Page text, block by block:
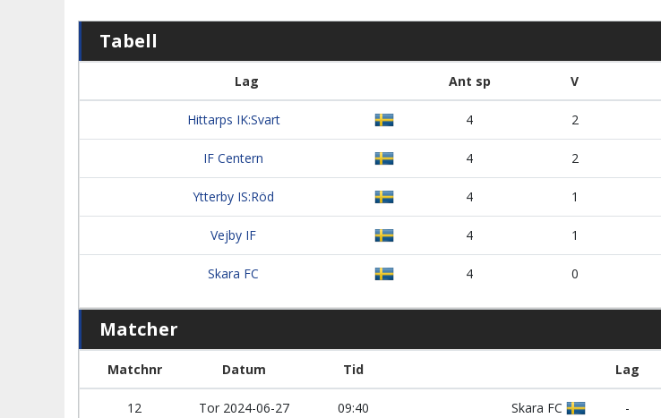
Tabell
Lag Ant sp V
Hittarps IK:Svart 4 2
IF Centern 4 2
Ytterby IS:Röd 4 1
Vejby IF 4 1
Skara FC 4 0
Matcher
Matchnr Datum Tid Lag
12 Tor 2024-06-27 09:40 Skara FC -